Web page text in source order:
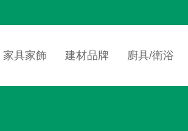
家具家飾 建材品牌 廚具/衛浴